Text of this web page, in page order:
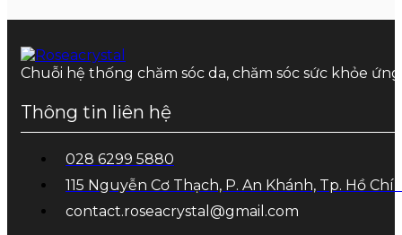
Chuỗi hệ thống chăm sóc da, chăm sóc sức khỏe
Thông tin liên hệ
028 6299 5880
115 Nguyễn Cơ Thạch, P. An Khánh, Tp. Hồ Chí
contact.roseacrystal@gmail.com